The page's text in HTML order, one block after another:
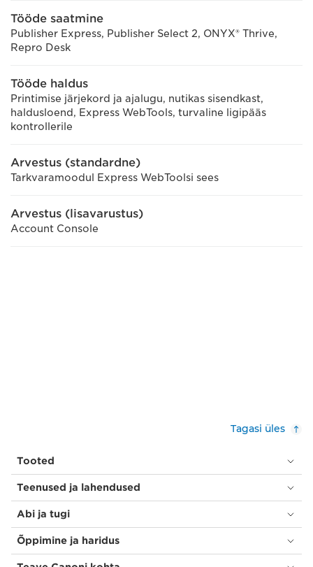
Tööde saatmine
Publisher Express, Publisher Select 2, ONYX® Thrive,
Repro Desk
Tööde haldus
Printimise järjekord ja ajalugu, nutikas sisendkast,
haldusloend, Express WebTools, turvaline ligipääs
kontrollerile
Arvestus (standardne)
Tarkvaramoodul Express WebToolsi sees
Arvestus (lisavarustus)
Account Console
Tagasi üles
Tooted
Teenused ja lahendused
Abi ja tugi
Õppimine ja haridus